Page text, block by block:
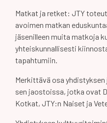
Matkat ja retket: JTY
avoimen matkan
jäsenilleen muita matkoja
yhteiskunnallisesti
tapahtumiin.
Merkittävä osa
sen jaostoissa, jotka ovat
Kotkat, JTY:n Naiset ja